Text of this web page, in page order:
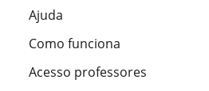
Ajuda
Como funciona
Acesso professores